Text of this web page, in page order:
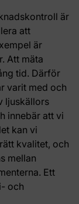
är
att
är
Att mäta
tid. Därför
varit med och
ljuskällors
innebär att vi
kan vi
kvalitet, och
mellan
Ett
och